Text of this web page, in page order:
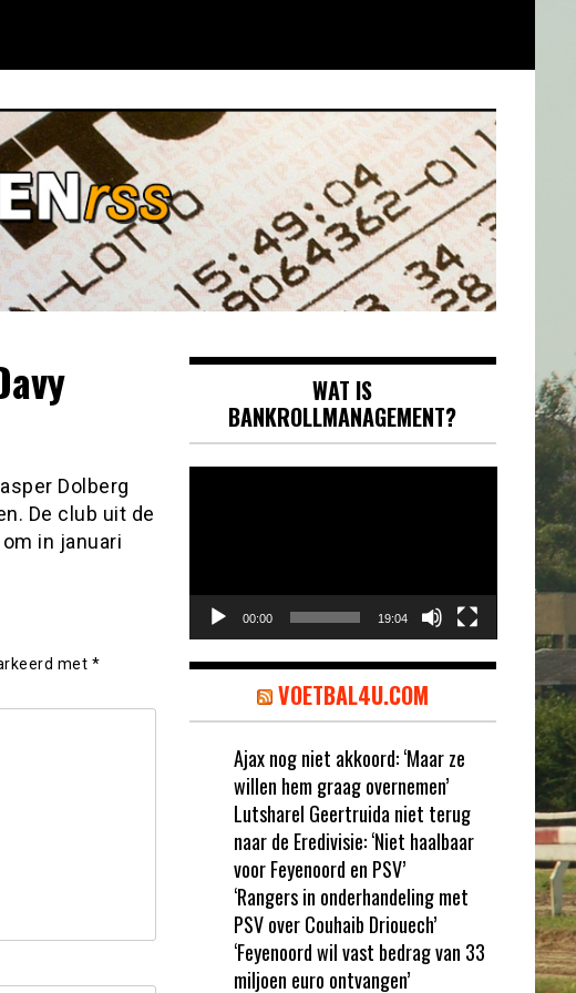
Dolberg
De club uit de
in januari
met *
WAT IS
BANKROLLMANAGEMENT?
00:00 19:04
VOETBAL4U.COM
Ajax nog niet akkoord: ‘Maar ze
willen hem graag overnemen’
Lutsharel Geertruida niet terug
naar de Eredivisie: ‘Niet haalbaar
voor Feyenoord en PSV’
‘Rangers in onderhandeling met
PSV over Couhaib Driouech’
‘Feyenoord wil vast bedrag van 33
miljoen euro ontvangen’